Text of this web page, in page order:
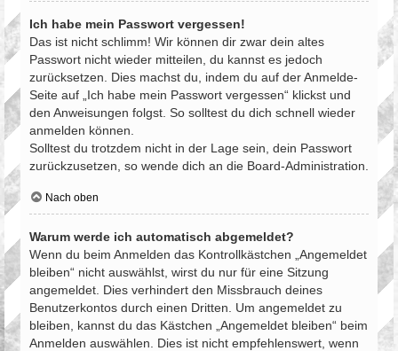
Ich habe mein Passwort vergessen!
Das ist nicht schlimm! Wir können dir zwar dein altes
Passwort nicht wieder mitteilen, du kannst es jedoch
zurücksetzen. Dies machst du, indem du auf der Anmelde-
Seite auf „Ich habe mein Passwort vergessen“ klickst und
den Anweisungen folgst. So solltest du dich schnell wieder
anmelden können.
Solltest du trotzdem nicht in der Lage sein, dein Passwort
zurückzusetzen, so wende dich an die Board-Administration.
Nach oben
Warum werde ich automatisch abgemeldet?
Wenn du beim Anmelden das Kontrollkästchen „Angemeldet
bleiben“ nicht auswählst, wirst du nur für eine Sitzung
angemeldet. Dies verhindert den Missbrauch deines
Benutzerkontos durch einen Dritten. Um angemeldet zu
bleiben, kannst du das Kästchen „Angemeldet bleiben“ beim
Anmelden auswählen. Dies ist nicht empfehlenswert, wenn